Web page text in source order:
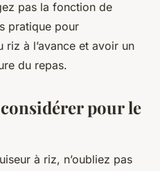
pas la fonction de
pratique pour
à l’avance et avoir un
du repas.
pour le
à riz, n’oubliez pas